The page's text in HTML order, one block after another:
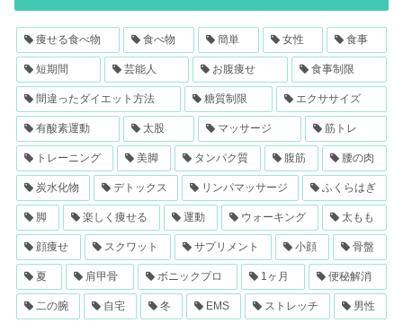
痩せる食べ物 食べ物 簡単 女性 食事
短期間 芸能人 お腹痩せ 食事制限
間違ったダイエット方法 糖質制限 エクササイズ
有酸素運動 太股 マッサージ 筋トレ
トレーニング 美脚 タンパク質 腹筋 腰の肉
炭水化物 デトックス リンパマッサージ ふくらはぎ
脚 楽しく痩せる 運動 ウォーキング 太もも
顔痩せ スクワット サプリメント 小顔 骨盤
夏 肩甲骨 ボニックプロ 1ヶ月 便秘解消
二の腕 自宅 冬 EMS ストレッチ 男性